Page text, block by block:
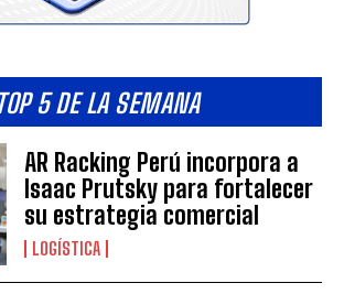
5 DE LA SEMANA
AR Racking Perú incorpora a
Isaac Prutsky para fortalecer
su estrategia comercial
LOGÍSTICA